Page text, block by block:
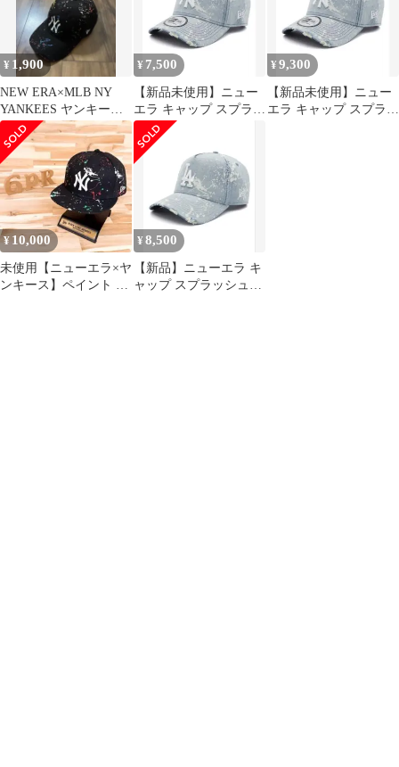
¥ 1,900
NEW ERA×MLB NY
YANKEES ヤンキース
スプラッシュペイント
¥ 7,500
【新品未使用】ニュー
エラ キャップ スプラッ
シュペイント
ONSPOTZ別注
¥ 9,300
【新品未使用】ニュー
エラ キャップ スプラッ
¥10,000
未使用【ニューエラ×ヤ
ンキース】ペイント ス
¥8,500
【新品】ニューエラ キ
ャップ スプラッシュペ